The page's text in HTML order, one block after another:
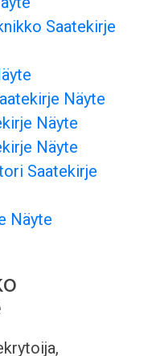
Saatekirje
Näyte
Näyte
Näyte
Saatekirje
Näyte